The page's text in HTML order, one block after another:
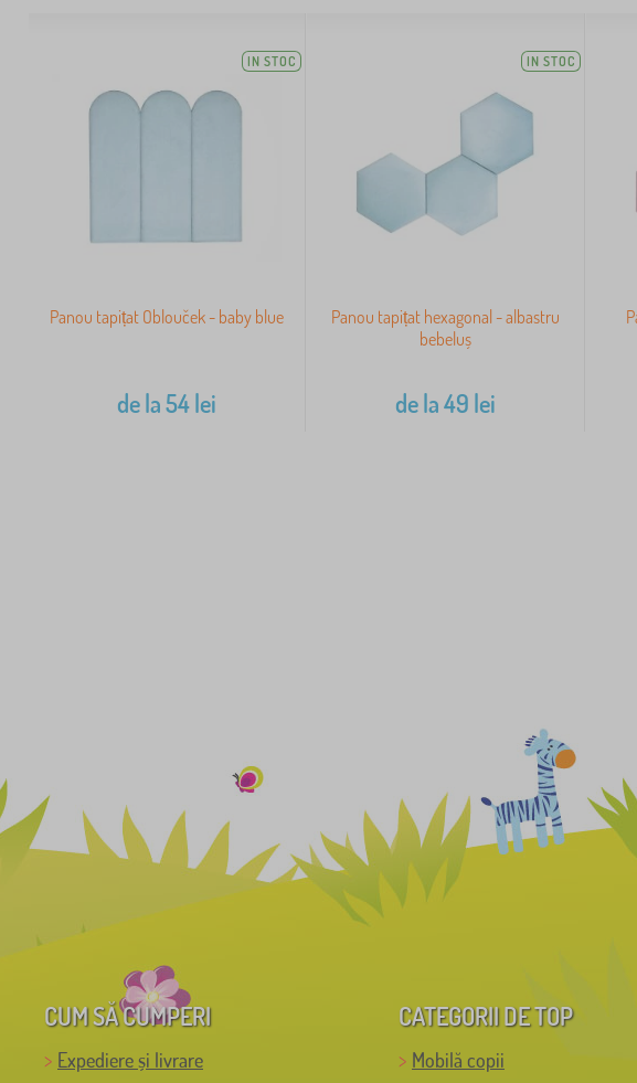
IN STOC
Panou tapițat Oblouček - baby blue
de la54lei
IN STOC
Panou tapițat hexagonal - albastru
bebeluș
de la49 lei
CUM SĂ CUMPERI
Expediere și livrare
CATEGORII DE TOP
Mobilă copii